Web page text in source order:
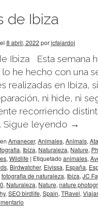
de Ibiza
8 abril, 2022 porjcfajardoj
Ibiza Esta semana
lo he hecho con una
realizadas en Ibiza,
ni hide, ni
recorriendo
Sigue leyendo →
Amanecer, Animales, Animals,
, Ibiza, Naturaleza, Nature,
, Wildlife | Etiquetado animales,
, Birdwatcher, Eivissa, España,
fotografia de naturaleza, Ibiza, JC
, Naturaleza, Nature, nature
, SEO birdlife, Spain, TRavel, Viajar